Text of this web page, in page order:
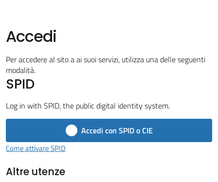
Servizi
Menu selezionato
Vivere
il
Trasparente
Accedi
Per accedere al sito a ai suoi servizi, utilizza una delle seguenti
modalità.
SPID
Log in with SPID, the public digital identity system.
Accedi con SPID o CIE
Come attivare SPID
Altre utenze